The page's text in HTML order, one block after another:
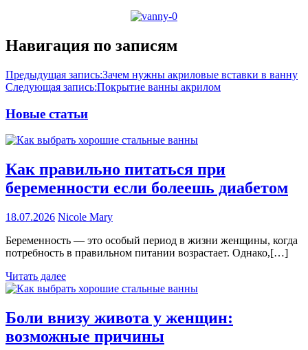
Навигация по записям
Предыдущая запись:Зачем нужны акриловые вставки в ванну
Следующая запись:Покрытие ванны акрилом
Новые статьи
Как правильно питаться при
беременности если болеешь диабетом
18.07.2026 Nicole Mary
Беременность — это особый период в жизни женщины, когда
потребность в правильном питании возрастает. Однако,[…]
Читать далее
Боли внизу живота у женщин:
возможные причины